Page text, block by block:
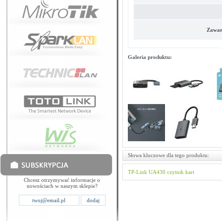
Chcesz otrzymywać informacje o
nowościach w naszym sklepie?
Galeria produktu:
Słowa kluczowe dla tego produktu:
TP-Link UA430 czytnik kart